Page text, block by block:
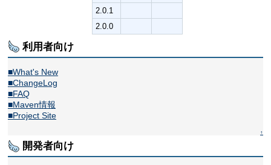
2.0.1
2.0.0
利用者向け
■What's New
■ChangeLog
■FAQ
■Maven情報
■Project Site
↑
開発者向け